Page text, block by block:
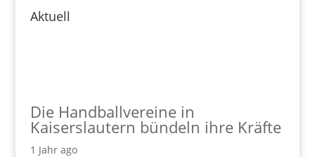
Aktuell
Die Handballvereine in
Kaiserslautern bündeln ihre Kräfte
1 Jahr ago